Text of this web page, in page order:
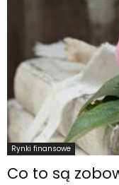
Rynki finansowe
Co to są